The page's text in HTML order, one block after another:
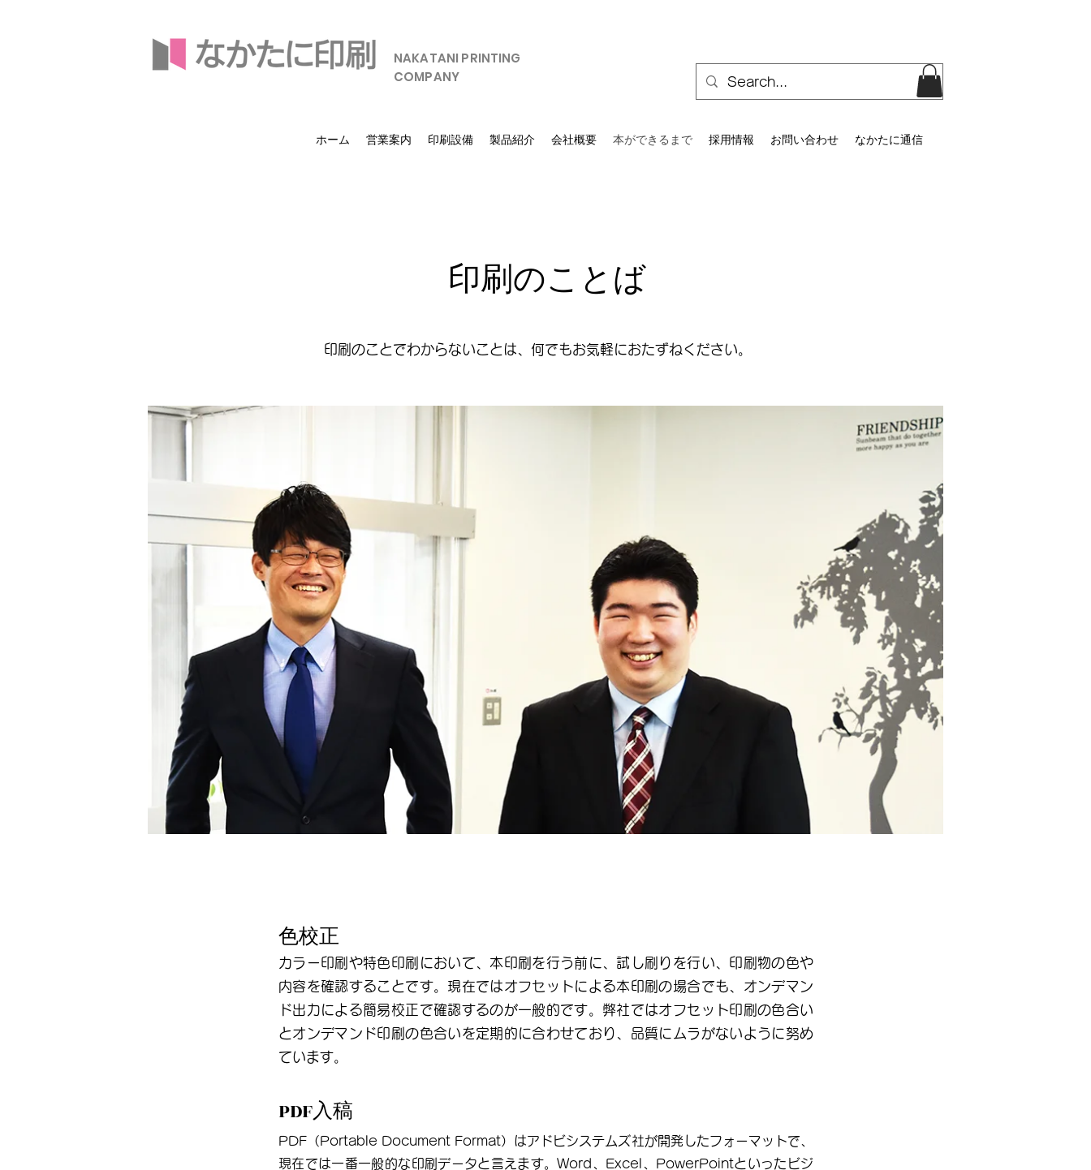
NAKATANI PRINTING
COMPANY
ホーム 営業案内 印刷設備 製品紹介 会社概要 本ができるまで 採用情報 お問い合わせ なかたに通信
印刷のことば
印刷のことでわからないことは、何でもお気軽におたずねください。
色校正
カラー印刷や特色印刷において、本印刷を行う前に、試し刷りを行い、印刷物の色や
内容を確認することです。現在ではオフセットによる本印刷の場合でも、オンデマン
ド出力による簡易校正で確認するのが一般的です。弊社ではオフセット印刷の色合い
とオンデマンド印刷の色合いを定期的に合わせており、品質にムラがないように努め
ています。
PDF入稿
PDF（Portable Document Format）はアドビシステムズ社が開発したフォーマットで、
現在では一番一般的な印刷データと言えます。Word、Excel、PowerPointといったビジ